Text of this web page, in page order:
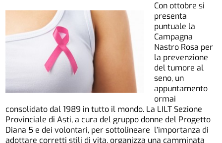
Con ottobre si
presenta
puntuale la
Campagna
Nastro Rosa per
la prevenzione
del tumore al
seno, un
appuntamento
ormai
consolidato dal 1989 in tutto il mondo. La LILT Sezione
Provinciale di Asti, a cura del gruppo donne del Progetto
Diana 5 e dei volontari, per sottolineare l’importanza di
adottare corretti stili di vita, organizza una camminata